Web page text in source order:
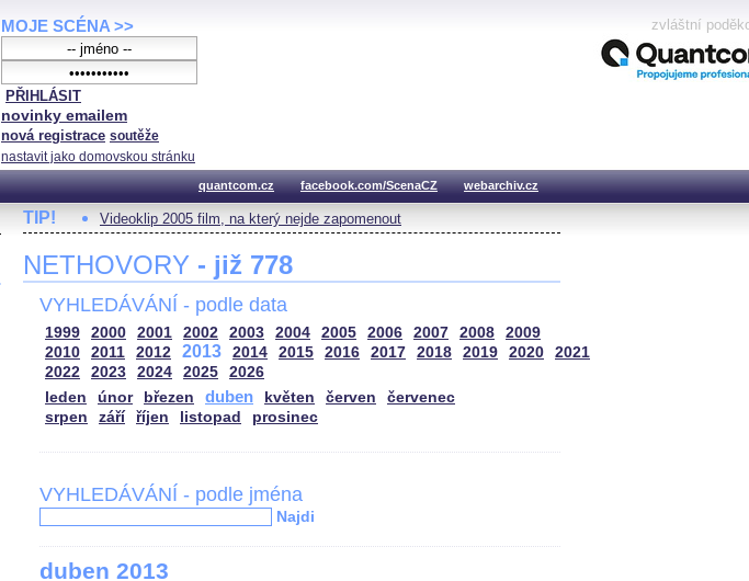
MOJE SCÉNA >>
PŘIHLÁSIT
novinky emailem
nová registrace soutěže
nastavit jako domovskou stránku
zvláštní
quantcom.cz facebook.com/ScenaCZ webarchiv.cz
TIP! Videoklip 2005 film, na který nejde zapomenout
NETHOVORY - již 778
VYHLEDÁVÁNÍ - podle data
1999 2000 2001 2002 2003 2004 2005 2006 2007 2008
2009
2010
2011 2012 2013 2014 2015 2016 2017 2018 2019 2020
2021
2022
2023 2024 2025
2026
leden
únor březen duben květen červen
červenec
srpen
září říjen listopad prosinec
VYHLEDÁVÁNÍ - podle jména
Najdi
duben 2013